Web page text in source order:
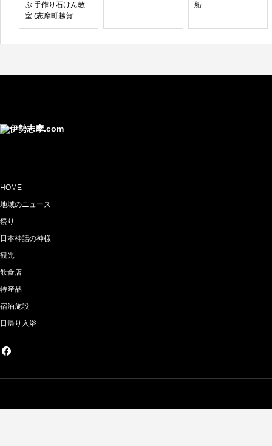
ぶ 手作り石けん教
室 (志摩町越賀 海
女ダイニングあづ
船
HOME
地域のニュース
祭り
日本神話の神様
観光
飲食店
特産品
宿泊施設
日帰り入浴